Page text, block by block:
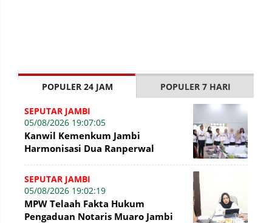
POPULER 24 JAM POPULER 7 HARI
SEPUTAR JAMBI
05/08/2026 19:07:05
Kanwil Kemenkum Jambi
Harmonisasi Dua Ranperwal
SEPUTAR JAMBI
05/08/2026 19:02:19
MPW Telaah Fakta Hukum
Pengaduan Notaris Muaro Jambi